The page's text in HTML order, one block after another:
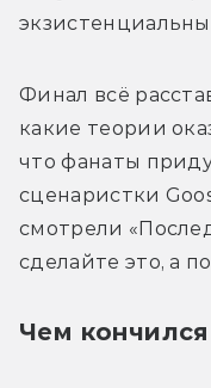
Финал всё
какие теории
что фанаты
сценаристки
смотрели
сделайте это, а
Чем